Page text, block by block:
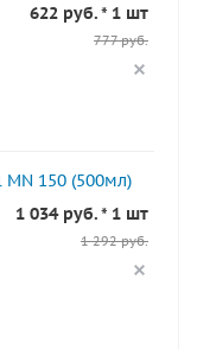
622 руб. * 1 шт
777 руб.
МN 150 (500мл)
1 034 руб. * 1 шт
1 292 руб.